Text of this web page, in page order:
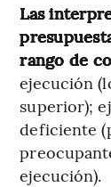
Las
rango de
ejecución
superior);
deficiente
ejecución).